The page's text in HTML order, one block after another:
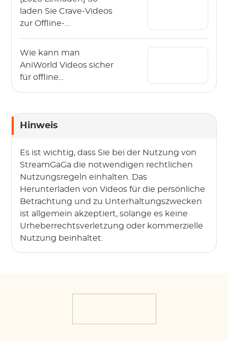
laden Sie Crave-Videos
zur Offline-
herunter?
Wie kann man
AniWorld Videos sicher
für offline
Hinweis
Es ist wichtig, dass Sie bei der Nutzung von
StreamGaGa die notwendigen rechtlichen
Nutzungsregeln einhalten. Das
Herunterladen von Videos für die persönliche
Betrachtung und zu Unterhaltungszwecken
ist allgemein akzeptiert, solange es keine
Urheberrechtsverletzung oder kommerzielle
Nutzung beinhaltet.